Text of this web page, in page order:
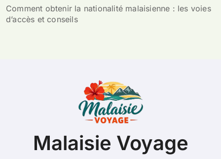
Comment obtenir la nationalité malaisienne : les voies
d’accès et conseils
Malaisie Voyage